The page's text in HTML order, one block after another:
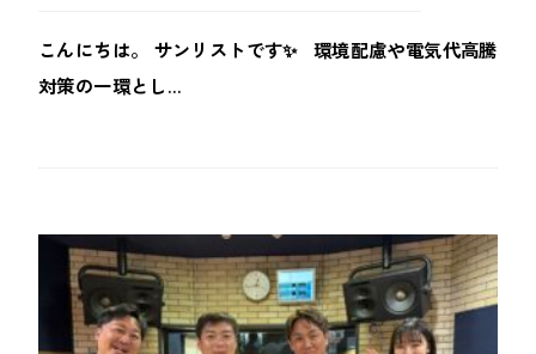
こんにちは。 サンリストです✨ 環境配慮や電気代高騰
対策の一環とし...